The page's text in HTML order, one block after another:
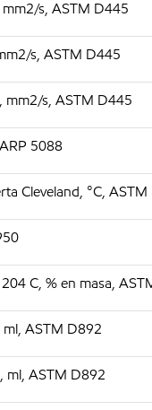
s, ASTM D445
s, ASTM D445
mm2/s, ASTM D445
5088
Cleveland, °C,
C, % en masa,
ml, ASTM D892
ml, ASTM D892